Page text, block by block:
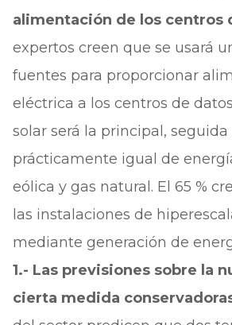
alimentación de los centros
expertos creen que se usará
fuentes para proporcionar
eléctrica a los centros de
solar será la principal,
prácticamente igual de
eólica y gas natural. El 65 %
las instalaciones de
mediante generación de
1.- Las previsiones sobre la
cierta medida